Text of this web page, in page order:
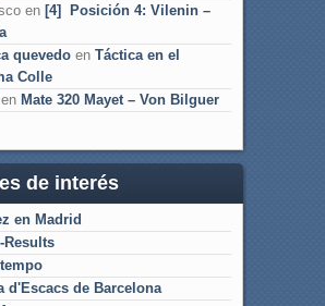
en [4] Posición 4: Vilenin –
quevedoen Táctica en el
Colle
Mate 320 Mayet – Von Bilguer
de interés
en Madrid
Results
d'Escacs de Barcelona